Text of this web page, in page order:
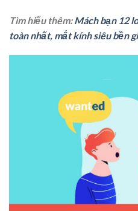
Tìm hiểu thêm:Mách bạn 12
toàn nhất, mắt kính siêu bền